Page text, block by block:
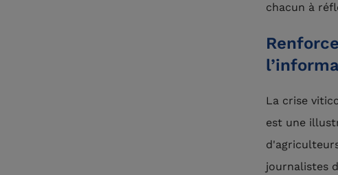
chacun à
La crise
est une
journalistes